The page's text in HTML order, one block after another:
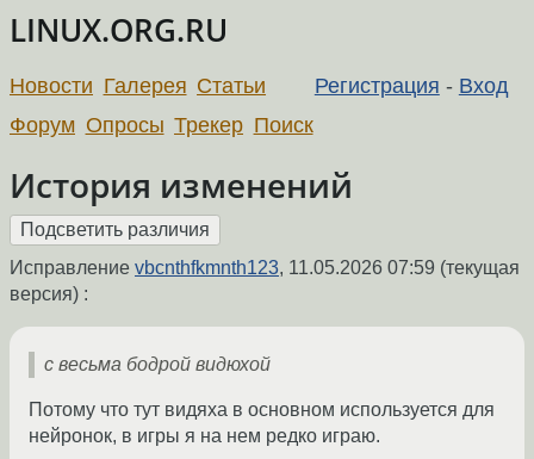
LINUX.ORG.RU
Регистрация - Вход
Новости Галерея Статьи
Форум Опросы Трекер Поиск
История изменений
Исправление vbcnthfkmnth123, 11.05.2026 07:59 (текущая
версия) :
с весьма бодрой видюхой
Потому что тут видяха в основном используется для
нейронок, в игры я на нем редко играю.